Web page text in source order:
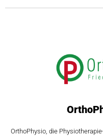
OrthoPhysio, die